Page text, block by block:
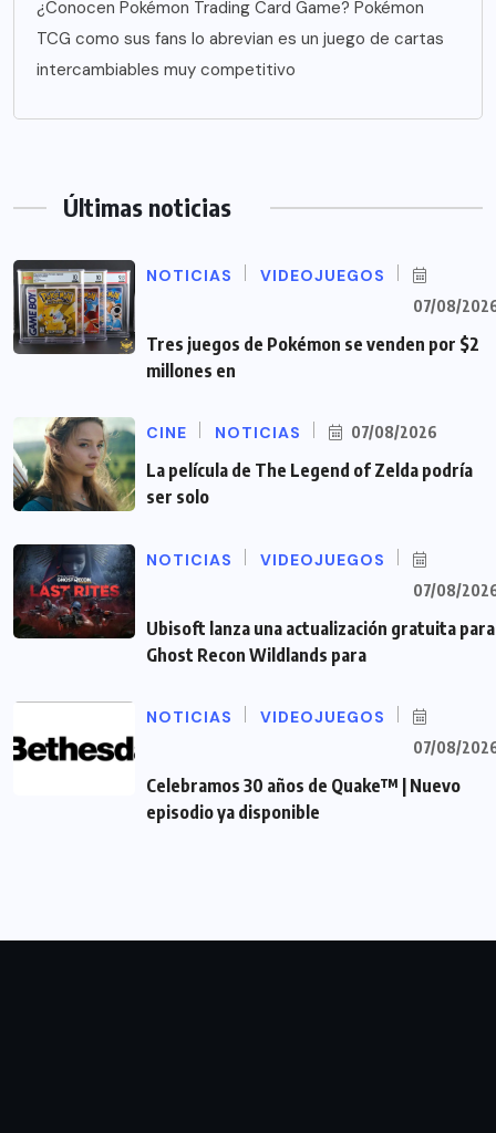
¿Conocen Pokémon Trading Card Game? Pokémon
TCG como sus fans lo abrevian es un juego de cartas
intercambiables muy competitivo
Últimas noticias
NOTICIAS VIDEOJUEGOS
07/08/
Tres juegos de Pokémon se venden por $2
millones en
CINE NOTICIAS 07/08/2026
La película de The Legend of Zelda podría
ser solo
NOTICIAS VIDEOJUEGOS
07/08/
Ubisoft lanza una actualización gratuita para
Ghost Recon Wildlands para
NOTICIAS VIDEOJUEGOS
07/08/
Celebramos 30 años de Quake™ | Nuevo
episodio ya disponible